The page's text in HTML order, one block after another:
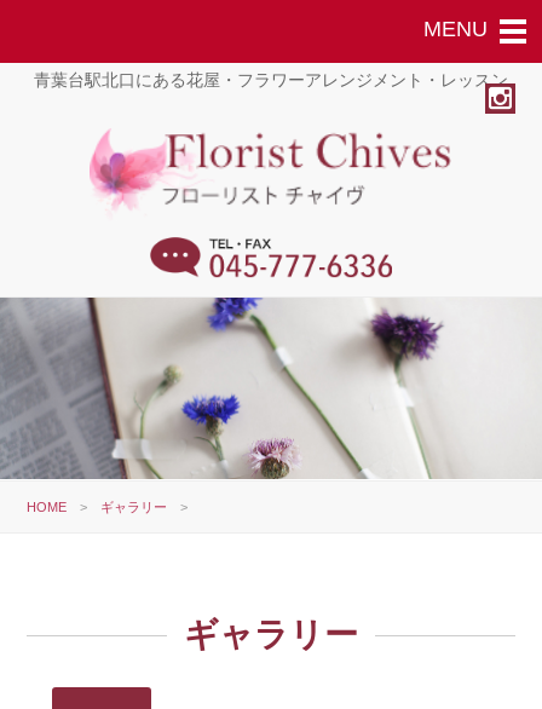
青葉台駅北口にある花屋・フラワーアレンジメント・レッスン
HOME > ギャラリー >
ギャラリー